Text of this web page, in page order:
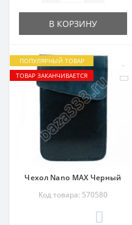
В КОРЗИНУ
ПОПУЛЯРНЫЙ ТОВАР
ТОВАР ЗАКАНЧИВАЕТСЯ
Чехол Nano MAX Черный
Код товара: 570580